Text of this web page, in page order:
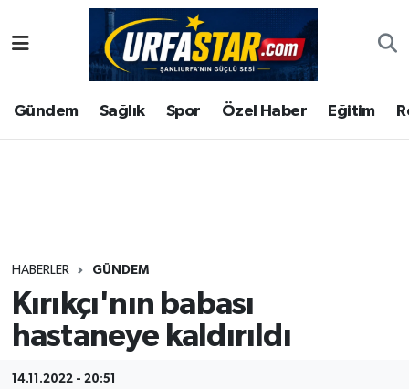
Gündem Sağlık Spor Özel Haber Eğitim
HABERLER GÜNDEM
Kırıkçı'nın babası
hastaneye kaldırıldı
14.11.2022 - 20:51
ASAYİS
ÇEVRE
Gündem
Kültür
Şanlıurfa Nöbetçi Eczaneler
Şanlıurfa Hava Durumu
Tüm Manşetler
Son Dakika Haberleri